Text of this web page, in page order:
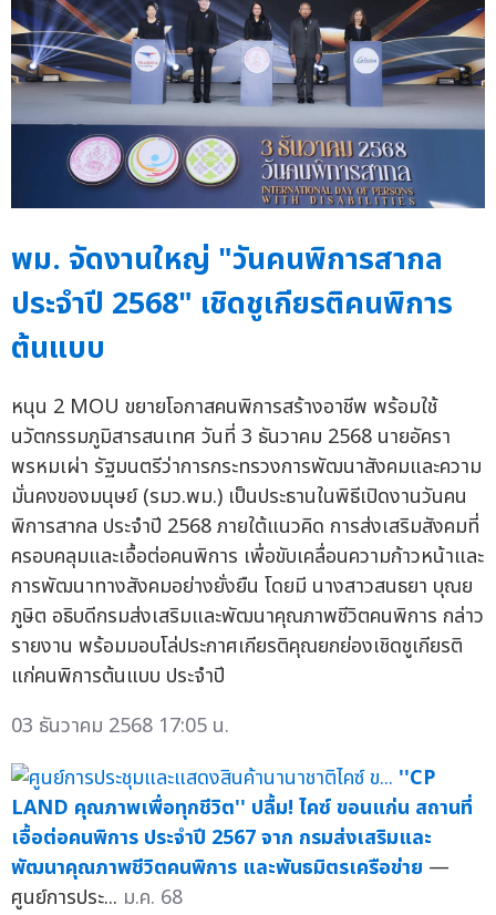
พม. จัดงานใหญ่ "วันคนพิการสากล
ประจำปี 2568" เชิดชูเกียรติคนพิการ
ต้นแบบ
หนุน 2 MOU ขยายโอกาสคนพิการสร้างอาชีพ พร้อมใช้
นวัตกรรมภูมิสารสนเทศ วันที่ 3 ธันวาคม 2568 นายอัครา
พรหมเผ่า รัฐมนตรีว่าการกระทรวงการพัฒนาสังคมและความ
มั่นคงของมนุษย์ (รมว.พม.) เป็นประธานในพิธีเปิดงานวันคน
พิการสากล ประจำปี 2568 ภายใต้แนวคิด การส่งเสริมสังคมที่
ครอบคลุมและเอื้อต่อคนพิการ เพื่อขับเคลื่อนความก้าวหน้าและ
การพัฒนาทางสังคมอย่างยั่งยืน โดยมี นางสาวสนธยา บุณย
ภูษิต อธิบดีกรมส่งเสริมและพัฒนาคุณภาพชีวิตคนพิการ กล่าว
รายงาน พร้อมมอบโล่ประกาศเกียรติคุณยกย่องเชิดชูเกียรติ
แก่คนพิการต้นแบบ ประจำปี
03 ธันวาคม 2568 17:05 น.
''CP
LAND คุณภาพเพื่อทุกชีวิต'' ปลื้ม! ไคซ์ ขอนแก่น สถานที่
เอื้อต่อคนพิการ ประจำปี 2567 จาก กรมส่งเสริมและ
พัฒนาคุณภาพชีวิตคนพิการ และพันธมิตรเครือข่าย —
ศูนย์การประ... ม.ค. 68